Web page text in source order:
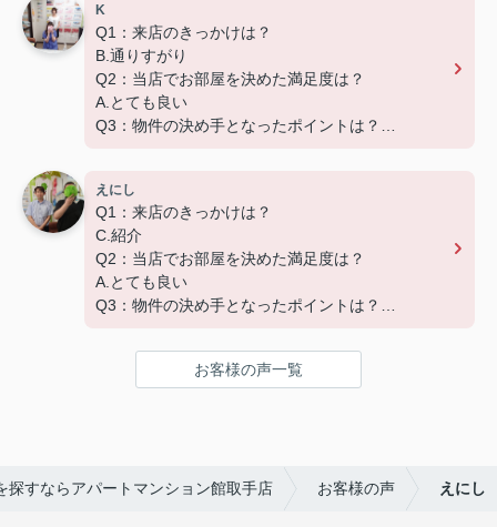
この度は弊社でのご契約ありがとうございました！
アパートマンション館では、お部屋のご紹介だけで
なく、入居後のアフターフォローもさせて頂いてお
ります。
引越し業者のご紹介やインターネット回線のご相
談、その他入居中のお困りごとなどございました
開催中！ お問い合わせは 0297(72)1181までどう
ぞ♪
K
Q1：来店のきっかけは？
B.通りすがり
Q2：当店でお部屋を決めた満足度は？
A.とても良い
Q3：物件の決め手となったポイントは？
早めの対応でご迷惑おかけいたしました。
ありがとうございました。
この度は弊社でのご契約ありがとうございました！
アパートマンション館では、お部屋のご紹介だけで
なく、入居後のアフターフォローもさせて頂いてお
引越し業者のご紹介やインターネット回線のご相
談、その他入居中のお困りごとなどございました
えにし
Q1：来店のきっかけは？
C.紹介
Q2：当店でお部屋を決めた満足度は？
A.とても良い
Q3：物件の決め手となったポイントは？
この度は弊社でのご契約ありがとうございました！
引越し業者のご紹介やインターネット回線のご相
談、その他入居中のお困りごとなどございました
ら、どうぞお気軽にご相談ください。
お客様の声一覧
探すならアパートマンション館取手店 お客様の声 えにし